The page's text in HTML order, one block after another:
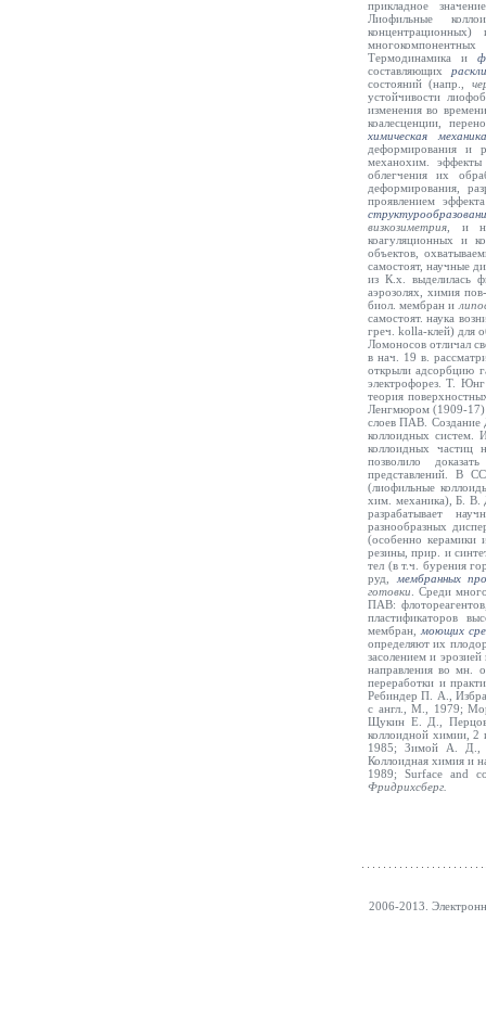
прикладное
Лиофильные
Термодинамика и
составляющих
состояний (напр.,
устойчивости
изменения во
коалесценции,
химическая
деформирования и
механохим. эффекты
облегчения их
деформирования,
проявлением
визкозиметрия
и
коагуляционных и
объектов,
самостоят, научные
из К.х. выделилась
аэрозолях, химия
биол. мембран и
самостоят. наука
греч. kolla-клей) для
Ломоносов отличал
в нач. 19 в.
открыли адсорбцию
электрофорез. Т.
теория
Ленгмюром (1909-17)
слоев ПАВ. Создание
коллоидных систем.
коллоидных
позволило
представлений. В
(лиофильные
хим. механика), Б. В.
разрабатывает
разнообразных
(особенно керамики
резины, прир. и
тел (в т.ч. бурения
руд,
мембранных
готовки
Среди
ПАВ:
пластификаторов
мембран, моющих
определяют их
засолением и
направления во мн.
переработки и
Ребиндер П. А.,
с англ., М., 1979;
Щукин Е. Д.,
коллоидной химии,
1985; Зимой А. Д.,
Коллоидная химия и
1989; Surface and
Фридрихсберг
2006-2013.